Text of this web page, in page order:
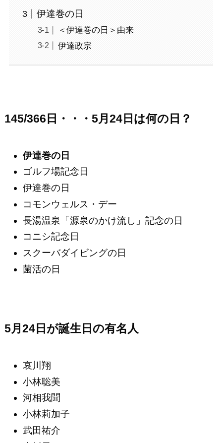
伊達巻の日
＜伊達巻の日＞由来
伊達政宗
145/366日・・・5月24日は何の日？
伊達巻の日
ゴルフ場記念日
伊達巻の日
コモンウェルス・デー
長湯温泉「源泉のかけ流し」記念の日
コニシ記念日
スクーバダイビングの日
菌活の日
5月24日が誕生日の有名人
哀川翔
小林聡美
河相我聞
小林莉加子
武田祐介